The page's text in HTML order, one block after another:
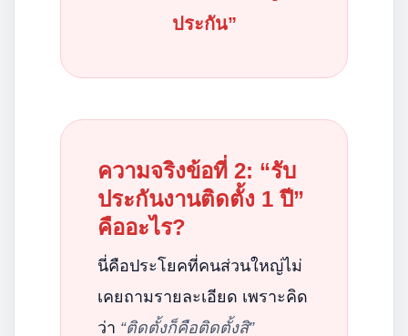
ประกัน”
ความจริงข้อที่ 2: “รับ
ประกันงานติดตั้ง 1 ปี”
คืออะไร?
นี่คือประโยคที่คนส่วนใหญ่ไม่
เคยถามรายละเอียด เพราะคิด
ว่า “ติดตั้งก็คือติดตั้งสิ”